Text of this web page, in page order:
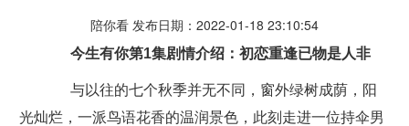
陪你看 发布日期：2022-01-18 23:10:54
今生有你第1集剧情介绍：初恋重逢已物是人非
与以往的七个秋季并无不同，窗外绿树成荫，阳
光灿烂，一派鸟语花香的温润景色，此刻走进一位持伞男